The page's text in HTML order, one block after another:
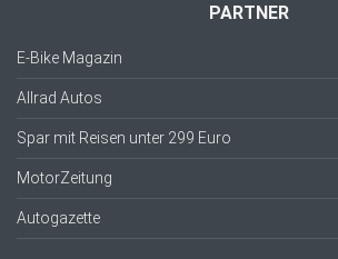
PARTNER
E-Bike Magazin
Allrad Autos
Spar mit Reisen unter 299 Euro
MotorZeitung
Autogazette